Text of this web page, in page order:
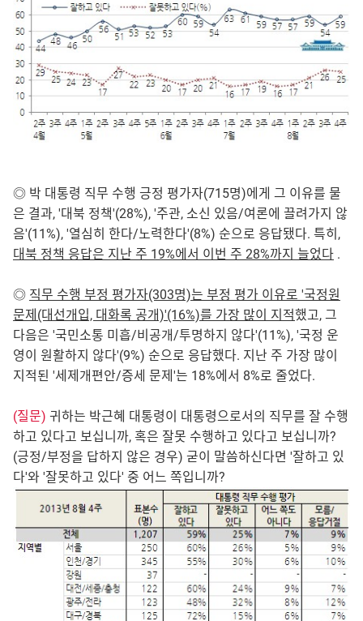
◎ 박 대통령 직무 수행 긍정 평가자(715명)에게 그 이유를 물
은 결과, '대북 정책'(28%), '주관, 소신 있음/여론에 끌려가지 않
음'(11%), '열심히 한다/노력한다'(8%) 순으로 응답됐다. 특히,
대북 정책 응답은 지난 주 19%에서 이번 주 28%까지 늘었다 .
◎ 직무 수행 부정 평가자(303명)는 부정 평가 이유로 '국정원
문제(대선개입, 대화록 공개)'(16%)를 가장 많이 지적했고, 그
다음은 '국민소통 미흡/비공개/투명하지 않다'(11%), '국정 운
영이 원활하지 않다'(9%) 순으로 응답했다. 지난 주 가장 많이
지적된 '세제개편안/증세 문제'는 18%에서 8%로 줄었다.
(질문) 귀하는 박근혜 대통령이 대통령으로서의 직무를 잘 수행
하고 있다고 보십니까, 혹은 잘못 수행하고 있다고 보십니까?
(긍정/부정을 답하지 않은 경우) 굳이 말씀하신다면 '잘하고 있
다'와 '잘못하고 있다' 중 어느 쪽입니까?